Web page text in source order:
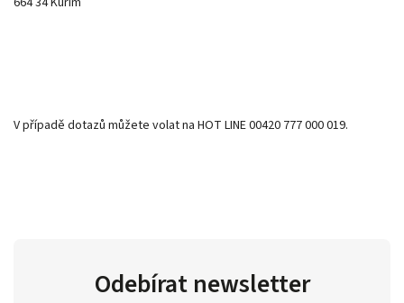
V případě dotazů můžete volat na HOT LINE 00420 777 000 019.
Odebírat newsletter